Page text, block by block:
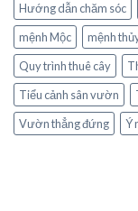
Hướng dẫn chăm sóc
mệnh Mộc
mệnh
Quy trình thuê cây
Tiểu cảnh sân vườn
Vườn thẳng đứng
Ý